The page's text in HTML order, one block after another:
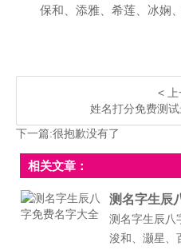
保和、添雅、希莲、冰娴
< 上
姓名打分免费测
下一篇:很抱歉没有了
相关文章：
测名字生辰
测名字生辰八
浚和、灏星、